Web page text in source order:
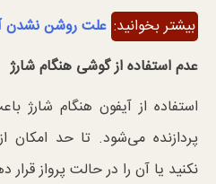
بیشتر بخوانید: علت روشن نشدن
عدم استفاده از گوشی هنگام شارژ
استفاده از آیفون هنگام شارژ
پردازنده می‌شود. تا حد امکان
نکنید یا آن را در حالت پرواز قرار